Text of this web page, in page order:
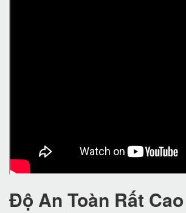
Độ An Toàn Rất Cao